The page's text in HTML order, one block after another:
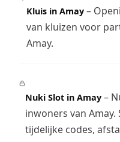
Kluis in Amay–
van kluizen voor
Amay.
Nuki Slot in Amay–
inwoners van
tijdelijke codes,